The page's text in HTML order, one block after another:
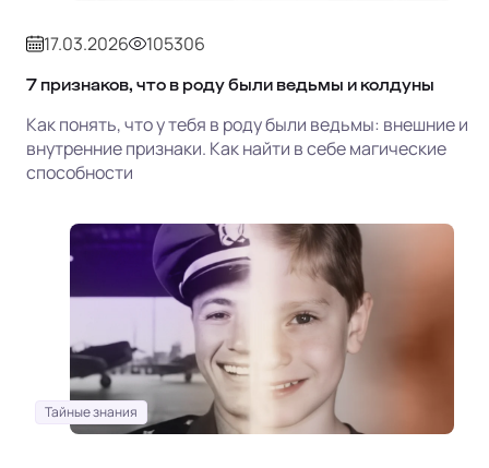
17.03.2026 105306
7 признаков, что в роду были ведьмы и колдуны
Как понять, что у тебя в роду были ведьмы: внешние и
внутренние признаки. Как найти в себе магические
способности
Тайные знания